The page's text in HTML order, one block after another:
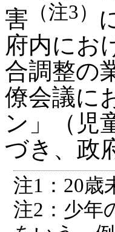
害 （注3）
府内にお
合調整の
僚会議に
ン」（児
づき、政
注1：20歳
注2：少年